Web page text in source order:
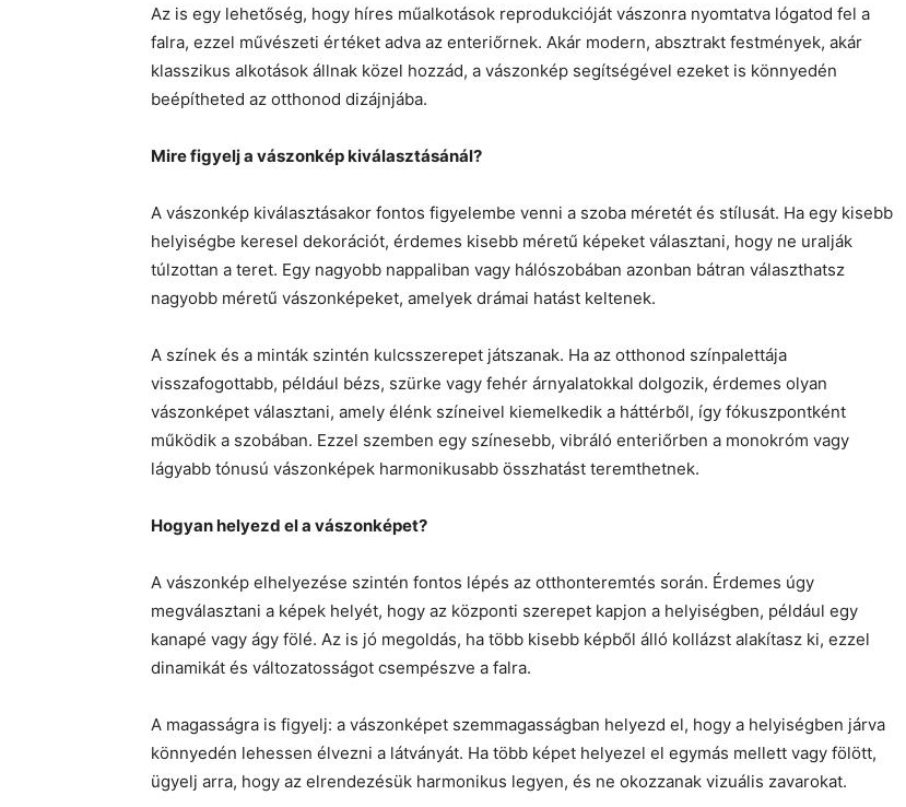
Az is egy lehetőség, hogy híres műalkotások reprodukcióját vászonra nyomtatva lógatod fel a
falra, ezzel művészeti értéket adva az enteriőrnek. Akár modern, absztrakt festmények, akár
klasszikus alkotások állnak közel hozzád, a vászonkép segítségével ezeket is könnyedén
beépítheted az otthonod dizájnjába.
Mire figyelj a vászonkép kiválasztásánál?
A vászonkép kiválasztásakor fontos figyelembe venni a szoba méretét és stílusát. Ha egy kisebb
helyiségbe keresel dekorációt, érdemes kisebb méretű képeket választani, hogy ne uralják
túlzottan a teret. Egy nagyobb nappaliban vagy hálószobában azonban bátran választhatsz
nagyobb méretű vászonképeket, amelyek drámai hatást keltenek.
A színek és a minták szintén kulcsszerepet játszanak. Ha az otthonod színpalettája
visszafogottabb, például bézs, szürke vagy fehér árnyalatokkal dolgozik, érdemes olyan
vászonképet választani, amely élénk színeivel kiemelkedik a háttérből, így fókuszpontként
működik a szobában. Ezzel szemben egy színesebb, vibráló enteriőrben a monokróm vagy
lágyabb tónusú vászonképek harmonikusabb összhatást teremthetnek.
Hogyan helyezd el a vászonképet?
A vászonkép elhelyezése szintén fontos lépés az otthonteremtés során. Érdemes úgy
megválasztani a képek helyét, hogy az központi szerepet kapjon a helyiségben, például egy
kanapé vagy ágy fölé. Az is jó megoldás, ha több kisebb képből álló kollázst alakítasz ki, ezzel
dinamikát és változatosságot csempészve a falra.
A magasságra is figyelj: a vászonképet szemmagasságban helyezd el, hogy a helyiségben járva
könnyedén lehessen élvezni a látványát. Ha több képet helyezel el egymás mellett vagy fölött,
ügyelj arra, hogy az elrendezésük harmonikus legyen, és ne okozzanak vizuális zavarokat.